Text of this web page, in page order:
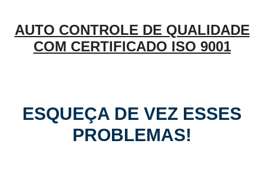
AUTO CONTROLE DE QUALIDADE
COM CERTIFICADO ISO 9001
ESQUEÇA DE VEZ ESSES
PROBLEMAS!